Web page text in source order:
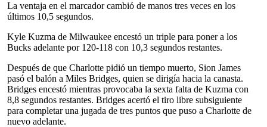
La ventaja en el marcador cambió de manos tres veces en los
últimos 10,5 segundos.
Kyle Kuzma de Milwaukee encestó un triple para poner a los
Bucks adelante por 120-118 con 10,3 segundos restantes.
Después de que Charlotte pidió un tiempo muerto, Sion James
pasó el balón a Miles Bridges, quien se dirigía hacia la canasta.
Bridges encestó mientras provocaba la sexta falta de Kuzma con
8,8 segundos restantes. Bridges acertó el tiro libre subsiguiente
para completar una jugada de tres puntos que puso a Charlotte de
nuevo adelante.